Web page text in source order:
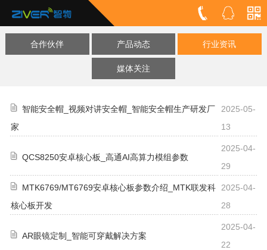
合作伙伴 产品动态 行业资讯
媒体关注
智能安全帽_视频对讲安全帽_智能安全帽生产研发厂
家
2025-05-
13
QCS8250安卓核心板_高通AI高算力模组参数
2025-04-
29
MTK6769/MT6769安卓核心板参数介绍_MTK联发科
核心板开发
2025-04-
28
AR眼镜定制_智能可穿戴解决方案
2025-04-
22